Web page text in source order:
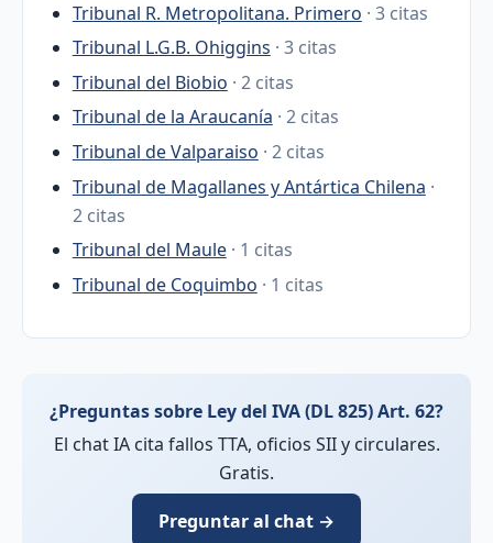
Tribunal R. Metropolitana. Primero · 3 citas
Tribunal L.G.B. Ohiggins · 3 citas
Tribunal del Biobio · 2 citas
Tribunal de la Araucanía · 2 citas
Tribunal de Valparaiso · 2 citas
Tribunal de Magallanes y Antártica Chilena ·
2 citas
Tribunal del Maule · 1 citas
Tribunal de Coquimbo · 1 citas
¿Preguntas sobre Ley del IVA (DL 825) Art. 62?
El chat IA cita fallos TTA, oficios SII y circulares.
Gratis.
Preguntar al chat →